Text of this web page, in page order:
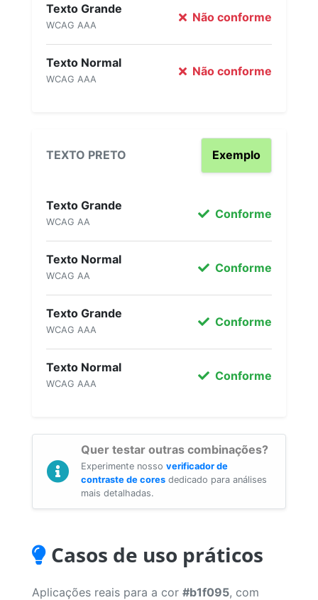
Texto Grande
WCAG AAA
Não conforme
Texto Normal
WCAG AAA
Não conforme
TEXTO PRETO Exemplo
Texto Grande
WCAG AA
Conforme
Texto Normal
WCAG AA
Conforme
Texto Grande
WCAG AAA
Conforme
Texto Normal
WCAG AAA
Conforme
Quer testar outras combinações?
Experimente nosso verificador de
contraste de cores dedicado para análises
mais detalhadas.
Casos de uso práticos
Aplicações reais para a cor #b1f095, com